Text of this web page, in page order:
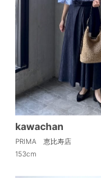
kawachan
PRIMA 恵比寿店
153cm